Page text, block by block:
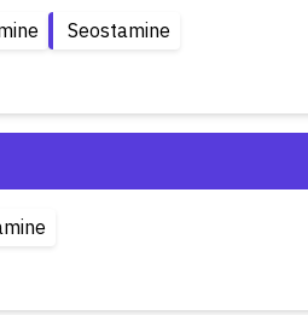
Seostamine